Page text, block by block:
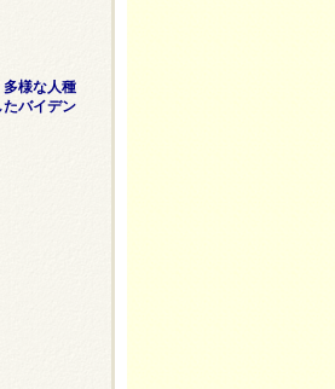
様な人種
バイデン